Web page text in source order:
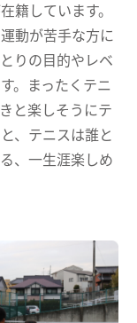
籍しています。
動が苦手な方に
りの目的やレベ
。まったくテニ
と楽しそうにテ
、テニスは誰と
、一生涯楽しめ